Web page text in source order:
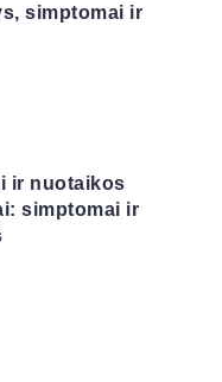
simptomai ir
ir nuotaikos
simptomai ir